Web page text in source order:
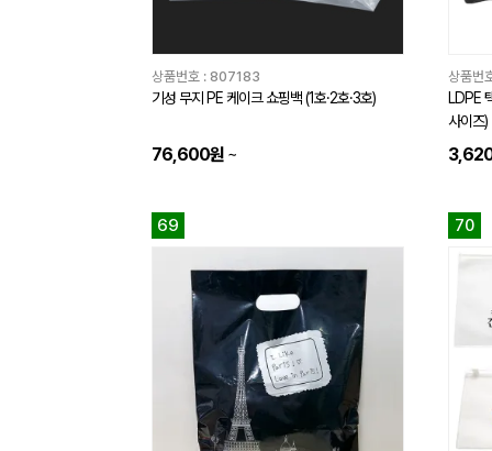
상품번호 : 807183
기성 무지 PE 케이크 쇼핑백 (1호·2호·3호)
76,600원 ~
상품번
LDPE
사이즈)
69 70